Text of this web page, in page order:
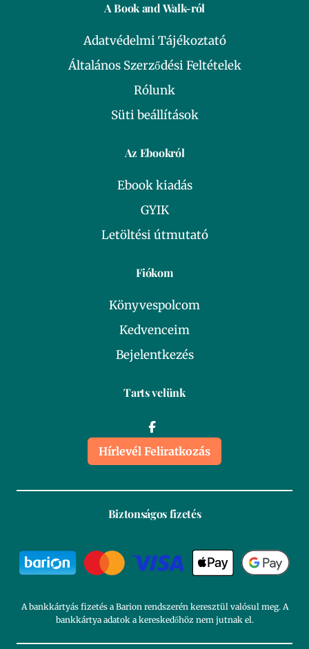
A Book and Walk-ról
Adatvédelmi Tájékoztató
Általános Szerződési Feltételek
Rólunk
Süti beállítások
Az Ebookról
Ebook kiadás
GYIK
Letöltési útmutató
Fiókom
Könyvespolcom
Kedvenceim
Bejelentkezés
Tarts velünk
Hírlevél Feliratkozás
Biztonságos fizetés
A bankkártyás fizetés a Barion rendszerén keresztül valósul meg. A
bankkártya adatok a kereskedőhöz nem jutnak el.